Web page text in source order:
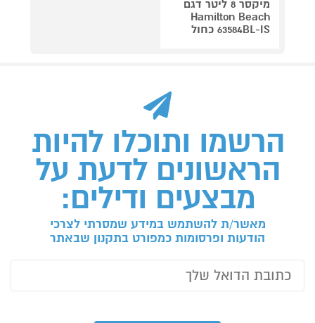
מיקסר 8 ליטר דגם
Hamilton Beach
63584BL-IS כחול
הרשמו ותוכלו להיות
הראשונים לדעת על
מבצעים ודילים:
מאשר/ת להשתמש במידע שמסרתי לצרכי
הודעות ופרסומות כמפורט בתקנון שבאתר